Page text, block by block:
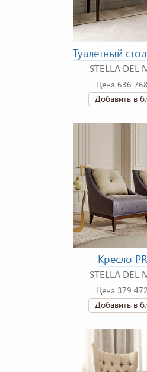
Туалетный
STELLA DEL
Цена 636
Добавить в
Кресло
STELLA DEL
Цена 379
Добавить в